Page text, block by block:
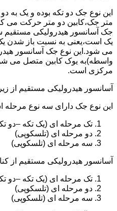
این نوع جک دو تکه بوده و یک به
متر جک،کابین دو متر حرکت می
جک آسانسور هیدرولیکی مستقیم
یک است،یعنی به نسبت باز شدن
می شود.این نوع جک آسانسور
واسطه)به یوک کابین متصل می
مرکزی است.
آسانسور هیدرولیکی مستقیم از زیر
این نوع جک دارای سه نوع
تک مرحله ای (یک تکه –دو
دو مرحله ای (تلسکوپی)
سه مرحله ای (تلسکوپی)
آسانسور هیدرولیکی مستقیم از
تک مرحله ای (یک تکه –دو
دو مرحله ای (تلسکوپی)
سه مرحله ای (تلسکوپی)